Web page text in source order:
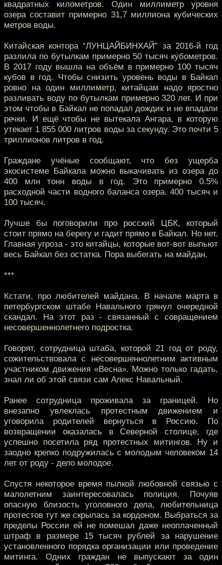
квадратных километров. Один миллиметр уровня
озера составит примерно 31,7 миллиона кубических
метров воды.
Китайская контора “ЛУНЦАЙБИНХАЙ” за 2016-й год
разлила по бутылкам примерно 50 тысяч кубометров.
В 2017 году вышла на объём в примерно 100 тысяч
кубов в год. Чтобы снизить уровень воды в Байкал
ровно на один миллиметр, китайцам надо яростно
разливать воду по бутылкам примерно 320 лет. И при
этом чтобы в Байкал не попадал дождик и не впадали
речки. И ещё чтобы не вытекала Ангара, в которую
утекает 1 855 000 литров воды за секунду. Это почти 5
триллионов литров в год.
Граждане учёные сообщают, что без ущерба
экосистеме Байкала можно выкачивать из озера до
400 млн тонн воды в год. Это примерно 0.5%
расходной части водного баланса озера. 400 тысяч и
100 тысяч.
Лучше бы поговорили про росский ЦБК, который
стоит прямо на берегу и гадит прямо в Байкал. Но нет.
Главная угроза - это китайцы, которые вот-вот выпьют
весь Байкал без остатка. Пора выбегать на майдан.
***
Кстати, про любителей майдана. В начале марта в
петербургском штабе Навального грянул очередной
скандал. На этот раз - связанный с совращением
несовершеннолетнего подростка.
Говорят, сотрудница штаба, которой 21 год от роду,
сожительствовала с несовершеннолетним активным
участником движения «Весна». Можно только гадать,
знал ли об этой связи сам Алекс Навальный.
Ранее сотрудница проживала за границей. Но
внезапно увлеклась протестным движением и
уговорила родителей вернуться в Россию. По
возвращении оказалась в Северной столице, где
успешно посетила ряд протестных митингов. Ну и
заодно крепко подружилась с молодым человеком 14
лет от роду - дело молодое.
Спустя некоторое время пылкой любовной связью с
малолетним заинтересовалась полиция. Почуяв
опасную близость уголовного дела, любительница
протестов тут же скрылась за кордоном. Выбраться за
пределы России ей не помешал даже неоплаченный
штраф в размере 15 тысяч рублей за нарушение
установленного порядка организации или проведение
митинга. Одних граждан не выпускают за один